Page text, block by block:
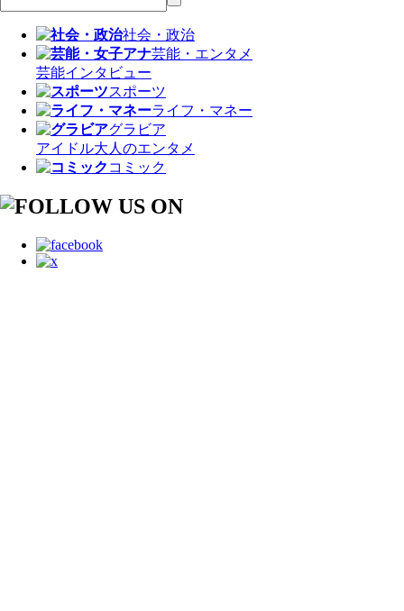
社会・政治
芸能・エンタメ
芸能インタビュー
スポーツ
ライフ・マネー
グラビア
アイドル大人のエンタメ
コミック